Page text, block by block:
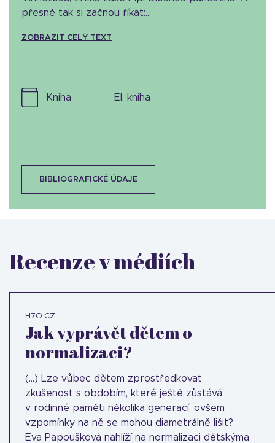
přesně tak si začnou říkat:...
ZOBRAZIT CELÝ TEXT
kniha el. kniha
BIBLIOGRAFICKÉ ÚDAJE
Recenze v médiích
H7O.CZ
Jak vyprávět dětem o
normalizaci?
(...) Lze vůbec dětem zprostředkovat
zkušenost s obdobím, které ještě zůstává
v rodinné paměti několika generací, ovšem
vzpomínky na ně se mohou diametrálně lišit?
Eva Papoušková nahlíží na normalizaci dětskýma